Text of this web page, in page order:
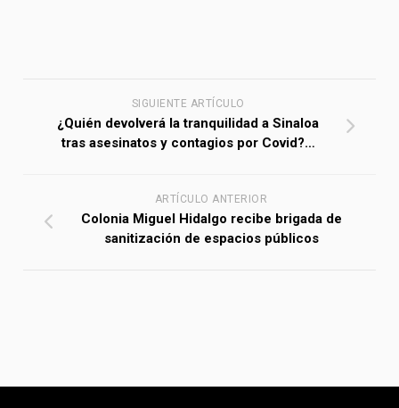
SIGUIENTE ARTÍCULO
¿Quién devolverá la tranquilidad a Sinaloa
tras asesinatos y contagios por Covid?…
ARTÍCULO ANTERIOR
Colonia Miguel Hidalgo recibe brigada de
sanitización de espacios públicos